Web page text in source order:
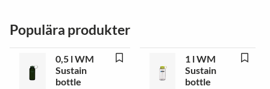
Populära produkter
0,5 l WM
Sustain
bottle
1 l WM
Sustain
bottle